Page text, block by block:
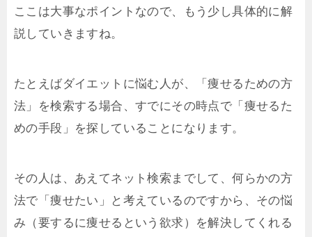
ここは大事なポイントなので、もう少し具体的に解
説していきますね。
たとえばダイエットに悩む人が、「痩せるための方
法」を検索する場合、すでにその時点で「痩せるた
めの手段」を探していることになります。
その人は、あえてネット検索までして、何らかの方
法で「痩せたい」と考えているのですから、その悩
み（要するに痩せるという欲求）を解決してくれる